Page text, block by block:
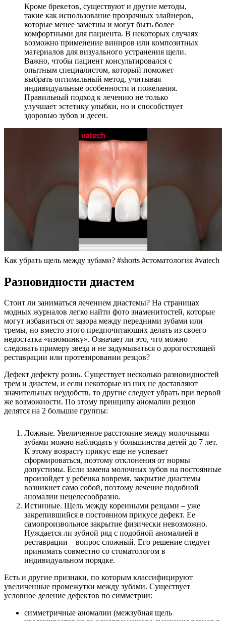
Кроме брекетов, существуют и другие методы,
такие как использование прозрачных элайнеров,
которые менее заметны и могут быть более
комфортными для пациента. В некоторых случаях
возможно применение виниров или композитных
материалов для визуального устранения щели.
Важно, чтобы пациент консультировался с
опытным специалистом, который поможет
выбрать оптимальный метод, учитывая
индивидуальные особенности и пожелания.
Правильный подход к лечению не только
улучшает эстетику улыбки, но и способствует
здоровью зубов и десен.
Как убрать щель между зубами? #shorts #стоматология #vatech
Разновидности диастем
Стоит ли заниматься лечением диастемы? На страницах
модных журналов легко найти фото знаменитостей, которые
могут избавиться от зазора между передними зубами или
тремы, но вместо этого предпочитающих делать из своего
недостатка «изюминку». Означает ли это, что можно
следовать примеру звезд и не задумываться о дорогостоящей
реставрации или протезировании резцов?
Дефект дефекту рознь. Существует несколько разновидностей
трем и диастем, и если некоторые из них не доставляют
значительных неудобств, то другие следует убрать при первой
же возможности. По этому принципу аномалии резцов
делятся на 2 большие группы:
Ложные. Увеличенное расстояние между молочными
зубами можно наблюдать у большинства детей до 7 лет.
К этому возрасту прикус еще не успевает
сформироваться, поэтому отклонения от нормы
допустимы. Если замена молочных зубов на постоянные
произойдет у ребенка вовремя, закрытие диастемы
возникнет само собой, поэтому лечение подобной
аномалии нецелесообразно.
Истинные. Щель между коренными резцами – уже
закрепившийся в постоянном прикусе дефект. Ее
самопроизвольное закрытие физически невозможно.
Нуждается ли зубной ряд с подобной аномалией в
реставрации – вопрос сложный. Его решение следует
принимать совместно со стоматологом в
индивидуальном порядке.
Есть и другие признаки, по которым классифицируют
увеличенные промежутки между зубами. Существует
условное деление дефектов по симметрии:
симметричные аномалии (межзубная щель